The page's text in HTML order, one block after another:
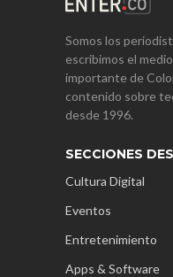
Somos los
escribimos el
importante de
contenido sobre
desde 1996.
SECCIONES
Cultura Digital
Eventos
Entretenimiento
Apps & Software